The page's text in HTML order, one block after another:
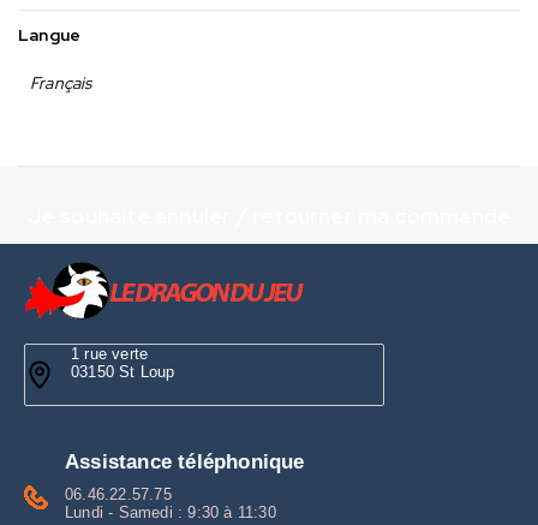
Langue
Français
1 rue verte
03150 St Loup
Assistance téléphonique
06.46.22.57.75
Lundi - Samedi : 9:30 à 11:30